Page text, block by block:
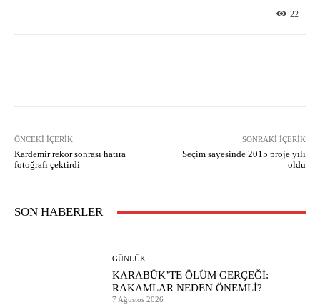
22
ÖNCEKI İÇERIK
Kardemir rekor sonrası hatıra
fotoğrafı çektirdi
SONRAKI İÇERIK
Seçim sayesinde 2015 proje yılı
oldu
SON HABERLER
GÜNLÜK
KARABÜK’TE ÖLÜM GERÇEĞİ:
RAKAMLAR NEDEN ÖNEMLİ?
7 Ağustos 2026